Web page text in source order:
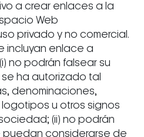
a crear enlaces a la
Web
privado y no comercial.
incluyan enlace a
no podrán falsear su
ha autorizado tal
denominaciones,
u otros signos
(ii) no podrán
puedan considerarse de